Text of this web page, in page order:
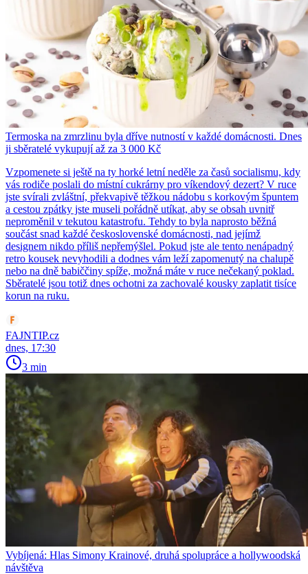
Termoska na zmrzlinu byla dříve nutností v každé domácnosti. Dnes
ji sběratelé vykupují až za 3 000 Kč
Vzpomenete si ještě na ty horké letní neděle za časů socialismu, kdy
vás rodiče poslali do místní cukrárny pro víkendový dezert? V ruce
jste svírali zvláštní, překvapivě těžkou nádobu s korkovým špuntem
a cestou zpátky jste museli pořádně utíkat, aby se obsah uvnitř
neproměnil v tekutou katastrofu. Tehdy to byla naprosto běžná
součást snad každé československé domácnosti, nad jejímž
designem nikdo příliš nepřemýšlel. Pokud jste ale tento nenápadný
retro kousek nevyhodili a dodnes vám leží zapomenutý na chalupě
nebo na dně babiččiny spíže, možná máte v ruce nečekaný poklad.
Sběratelé jsou totiž dnes ochotni za zachovalé kousky zaplatit tisíce
korun na ruku.
FAJNTIP.cz
dnes, 17:30
3 min
Vybíjená: Hlas Simony Krainové, druhá spolupráce a hollywoodská
návštěva